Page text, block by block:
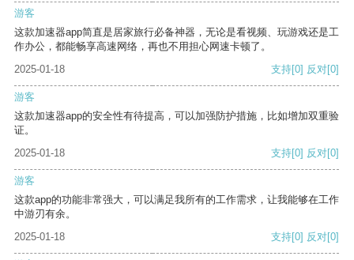
游客
这款加速器app简直是居家旅行必备神器，无论是看视频、玩游戏还是工
作办公，都能畅享高速网络，再也不用担心网速卡顿了。
2025-01-18
支持[0] 反对[0]
游客
这款加速器app的安全性有待提高，可以加强防护措施，比如增加双重验
证。
2025-01-18
支持[0] 反对[0]
游客
这款app的功能非常强大，可以满足我所有的工作需求，让我能够在工作
中游刃有余。
2025-01-18
支持[0] 反对[0]